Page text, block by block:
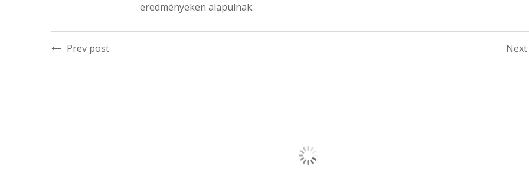
eredményeken alapulnak.
Prev post